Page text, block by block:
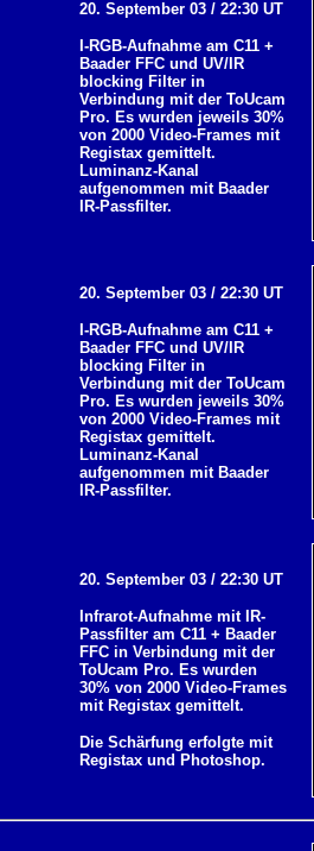
20. September 03 / 22:30 UT
I-RGB-Aufnahme am C11 +
Baader FFC und UV/IR
blocking Filter in
Verbindung mit der ToUcam
Pro. Es wurden jeweils 30%
von 2000 Video-Frames mit
Registax gemittelt.
Luminanz-Kanal
aufgenommen mit Baader
IR-Passfilter.
20. September 03 / 22:30 UT
I-RGB-Aufnahme am C11 +
Baader FFC und UV/IR
blocking Filter in
Verbindung mit der ToUcam
Pro. Es wurden jeweils 30%
von 2000 Video-Frames mit
Registax gemittelt.
Luminanz-Kanal
aufgenommen mit Baader
IR-Passfilter.
20. September 03 / 22:30 UT
Infrarot-Aufnahme mit IR-
Passfilter am C11 + Baader
FFC in Verbindung mit der
ToUcam Pro. Es wurden
30% von 2000 Video-Frames
mit Registax gemittelt.
Die Schärfung erfolgte mit
Registax und Photoshop.